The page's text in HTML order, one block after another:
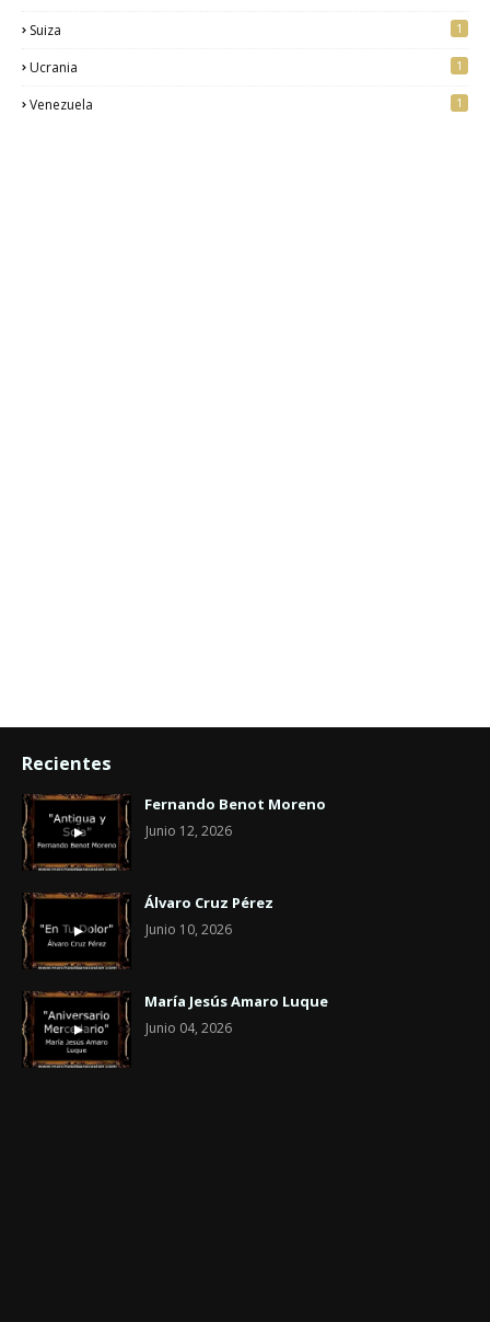
Suiza
1
Ucrania 1
Venezuela 1
Recientes
Fernando Benot Moreno
Junio 12, 2026
Álvaro Cruz Pérez
Junio 10, 2026
María Jesús Amaro Luque
Junio 04, 2026